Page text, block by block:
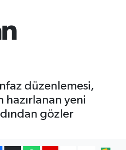
düzenlemesi,
hazırlanan yeni
gözler